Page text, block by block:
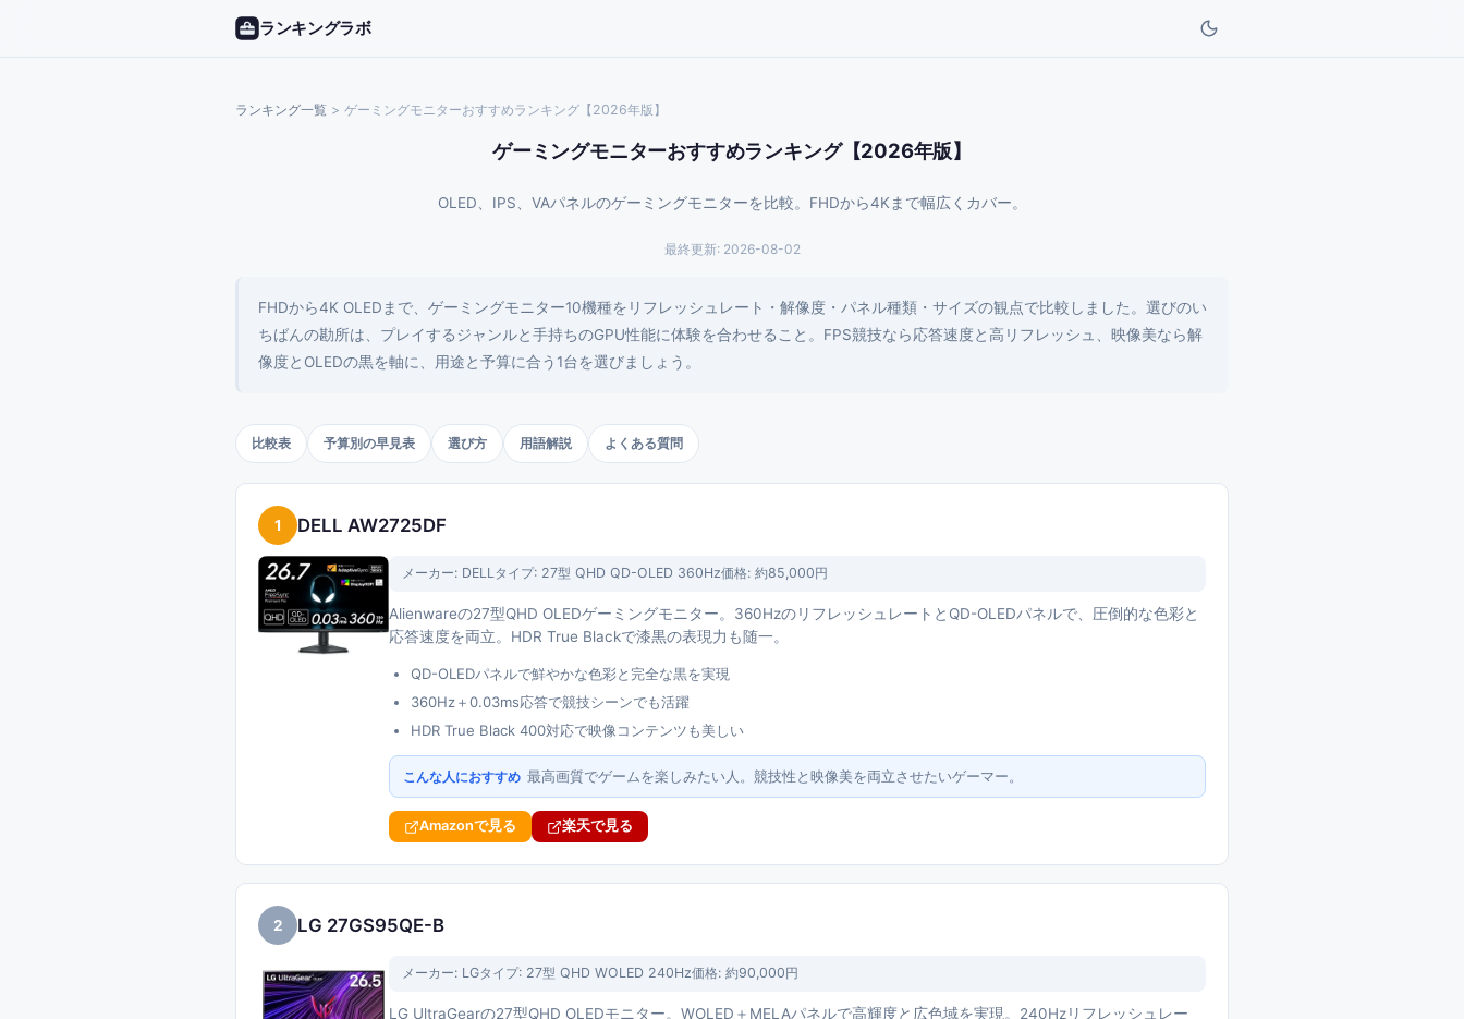
ランキングラボ
ランキング一覧 > ゲーミングモニターおすすめランキング【2026年版】
ゲーミングモニターおすすめランキング【2026年版】
OLED、IPS、VAパネルのゲーミングモニターを比較。FHDから4Kまで幅広くカバー。
最終更新: 2026-08-02
FHDから4K OLEDまで、ゲーミングモニター10機種をリフレッシュレート・解像度・パネル種類・サイズの観点で比較しました。選びのい
ちばんの勘所は、プレイするジャンルと手持ちのGPU性能に体験を合わせること。FPS競技なら応答速度と高リフレッシュ、映像美なら解
像度とOLEDの黒を軸に、用途と予算に合う1台を選びましょう。
比較表 予算別の早見表 選び方 用語解説 よくある質問
1 DELL AW2725DF
メーカー: DELLタイプ: 27型 QHD QD-OLED 360Hz価格: 約85,000円
Alienwareの27型QHD OLEDゲーミングモニター。360HzのリフレッシュレートとQD-OLEDパネルで、圧倒的な色彩と
応答速度を両立。HDR True Blackで漆黒の表現力も随一。
QD-OLEDパネルで鮮やかな色彩と完全な黒を実現
360Hz＋0.03ms応答で競技シーンでも活躍
HDR True Black 400対応で映像コンテンツも美しい
こんな人におすすめ 最高画質でゲームを楽しみたい人。競技性と映像美を両立させたいゲーマー。
Amazonで見る 楽天で見る
2 LG 27GS95QE-B
メーカー: LGタイプ: 27型 QHD WOLED 240Hz価格: 約90,000円
LG UltraGearの27型QHD OLEDモニター。WOLED＋MELAパネルで高輝度と広色域を実現。240Hzリフレッシュレー